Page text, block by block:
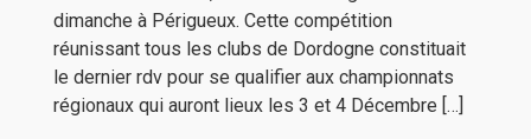
dimanche à Périgueux. Cette compétition
réunissant tous les clubs de Dordogne constituait
le dernier rdv pour se qualifier aux championnats
régionaux qui auront lieux les 3 et 4 Décembre […]